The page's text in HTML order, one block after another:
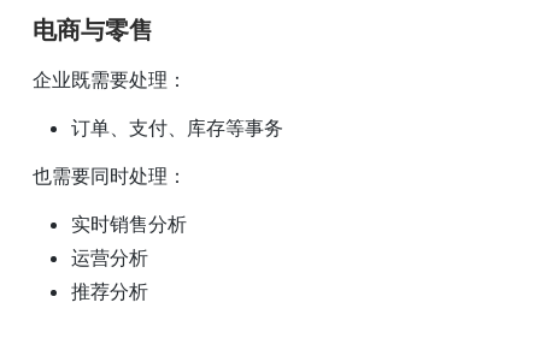
电商与零售
企业既需要处理：
订单、支付、库存等事务
也需要同时处理：
实时销售分析
运营分析
推荐分析